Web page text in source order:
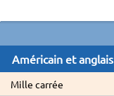
Américain et anglais
Mille carrée